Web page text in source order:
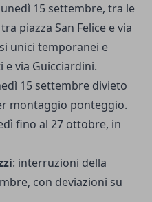
15 settembre, tra le
piazza San Felice e via
unici temporanei e
e via Guicciardini.
15 settembre divieto
montaggio ponteggio.
fino al 27 ottobre, in
: interruzioni della
con deviazioni su